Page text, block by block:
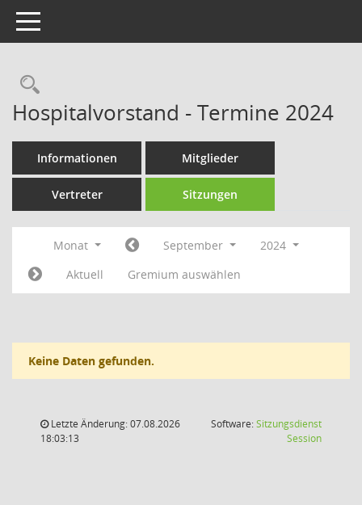
Toggle navigation
Rechercheauswahl
Hospitalvorstand - Termine 2024
Informationen Mitglieder
Vertreter Sitzungen
Monat September
2024
Aktuell
Gremium auswählen
Keine Daten gefunden.
Letzte Änderung: 07.08.2026
18:03:13
Software:Sitzungsdienst
Session(Wird in